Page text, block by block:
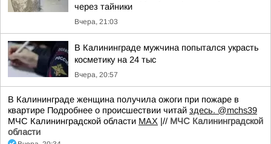
через тайники
Вчера, 21:03
В Калининграде мужчина попытался украсть
косметику на 24 тыс
Вчера, 20:57
В Калининграде женщина получила ожоги при пожаре в
квартире Подробнее о происшествии читай здесь. @mchs39
МЧС Калининградской области MAX |// МЧС Калининградской
области